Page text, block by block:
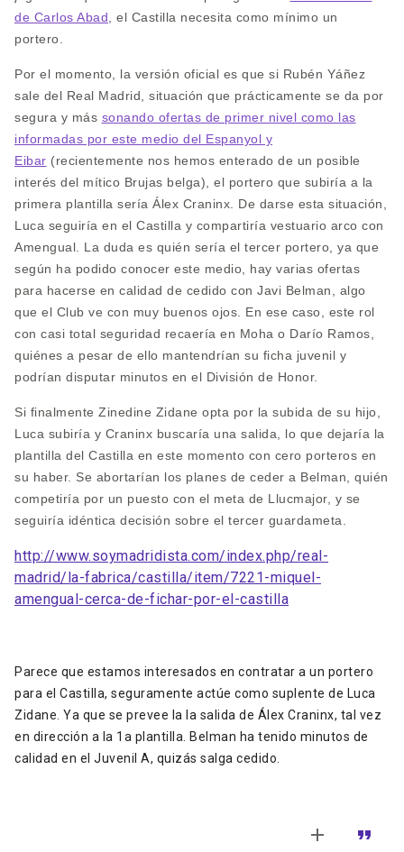
de Carlos Abad , el Castilla necesita como mínimo un
portero.
Por el momento, la versión oficial es que si Rubén Yáñez
sale del Real Madrid, situación que prácticamente se da por
segura y más sonando ofertas de primer nivel como las
informadas por este medio del Espanyol y
Eibar (recientemente nos hemos enterado de un posible
interés del mítico Brujas belga), el portero que subiría a la
primera plantilla sería Álex Craninx. De darse esta situación,
Luca seguiría en el Castilla y compartiría vestuario arco con
Amengual. La duda es quién sería el tercer portero, ya que
según ha podido conocer este medio, hay varias ofertas
para hacerse en calidad de cedido con Javi Belman, algo
que el Club ve con muy buenos ojos. En ese caso, este rol
con casi total seguridad recaería en Moha o Darío Ramos,
quiénes a pesar de ello mantendrían su ficha juvenil y
podrían disputar minutos en el División de Honor.
Si finalmente Zinedine Zidane opta por la subida de su hijo,
Luca subiría y Craninx buscaría una salida, lo que dejaría la
plantilla del Castilla en este momento con cero porteros en
su haber. Se abortarían los planes de ceder a Belman, quién
competiría por un puesto con el meta de Llucmajor, y se
seguiría idéntica decisión sobre el tercer guardameta.
http://www.soymadridista.com/index.php/real-
madrid/la-fabrica/castilla/item/7221-miquel-
amengual-cerca-de-fichar-por-el-castilla
Parece que estamos interesados en contratar a un portero
para el Castilla, seguramente actúe como suplente de Luca
Zidane. Ya que se prevee la la salida de Álex Craninx, tal vez
en dirección a la 1a plantilla. Belman ha tenido minutos de
calidad en el Juvenil A, quizás salga cedido.